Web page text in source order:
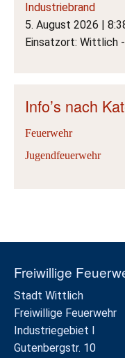
Industriebrand
5. August 2026 |
Einsatzort: Wittlich
Info’s nach
Feuerwehr
Jugendfeuerwehr
Freiwillige
Stadt Wittlich
Freiwillige Feuerwehr
Industriegebiet I
Gutenbergstr. 10